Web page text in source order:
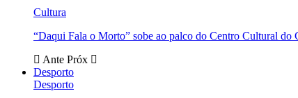
Cultura
“Daqui Fala o Morto” sobe ao palco do Centro Cultural do
Ante Próx
Desporto
Desporto